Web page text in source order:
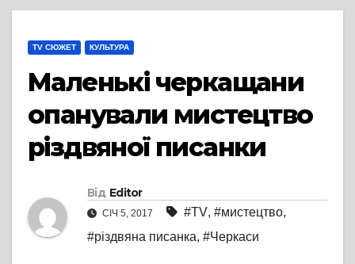
TV СЮЖЕТ КУЛЬТУРА
Маленькі черкащани
опанували мистецтво
різдвяної писанки
Від Editor
СІЧ 5, 2017 #TV, #мистецтво,
#різдвяна писанка, #Черкаси